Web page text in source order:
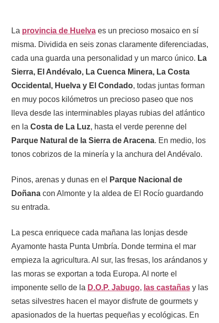
La provincia de Huelva es un precioso mosaico en sí
misma. Dividida en seis zonas claramente diferenciadas,
cada una guarda una personalidad y un marco único. La
Sierra, El Andévalo, La Cuenca Minera, La Costa
Occidental, Huelva y El Condado, todas juntas forman
en muy pocos kilómetros un precioso paseo que nos
lleva desde las interminables playas rubias del atlántico
en la Costa de La Luz, hasta el verde perenne del
Parque Natural de la Sierra de Aracena. En medio, los
tonos cobrizos de la minería y la anchura del Andévalo.
Pinos, arenas y dunas en el
Parque Nacional de
Doñanacon Almonte y la aldea de El Rocío guardando
su entrada.
La pesca enriquece cada mañana las lonjas desde
Ayamonte hasta Punta Umbría. Donde termina el mar
empieza la agricultura. Al sur, las fresas, los arándanos y
las moras se exportan a toda Europa. Al norte el
imponente sello de la D.O.P. Jabugo, las castañasy las
setas silvestres hacen el mayor disfrute de gourmets y
apasionados de la huertas pequeñas y ecológicas. En